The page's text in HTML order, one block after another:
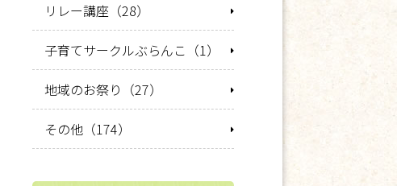
リレー講座（28）
子育てサークルぶらんこ（1）
地域のお祭り（27）
その他（174）